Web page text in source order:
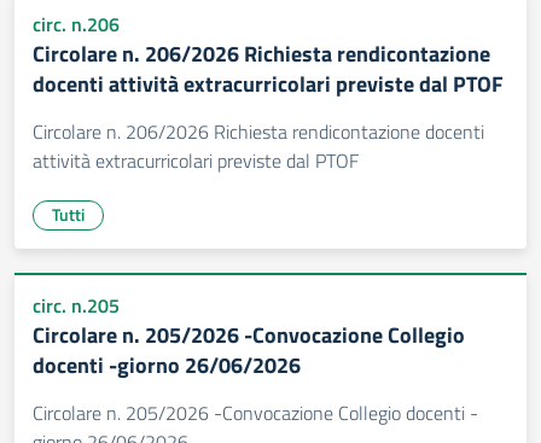
circ. n.206
Circolare n. 206/2026 Richiesta rendicontazione
docenti attività extracurricolari previste dal PTOF
Circolare n. 206/2026 Richiesta rendicontazione docenti
attività extracurricolari previste dal PTOF
Tutti
circ. n.205
Circolare n. 205/2026 -Convocazione Collegio
docenti -giorno 26/06/2026
Circolare n. 205/2026 -Convocazione Collegio docenti -